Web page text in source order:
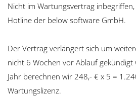
Nicht im Wartungsvertrag
Hotline der below software GmbH.
Der Vertrag verlängert sich um
nicht 6 Wochen vor Ablauf gekündigt
Jahr berechnen wir 248,- € x 5 =
Wartungslizenz.